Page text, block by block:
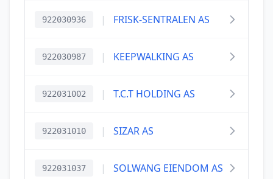
922030936 | FRISK-SENTRALEN AS
922030987 | KEEPWALKING AS
922031002 | T.C.T HOLDING AS
922031010 | SIZAR AS
922031037 | SOLWANG EIENDOM AS